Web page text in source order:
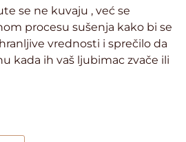
se ne kuvaju , već se
procesu sušenja kako bi se
vrednosti i sprečilo da
kada ih vaš ljubimac zvače ili